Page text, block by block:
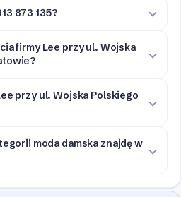
873 135?
firmy Lee przy ul. Wojska
przy ul. Wojska Polskiego
moda damska znajdę w